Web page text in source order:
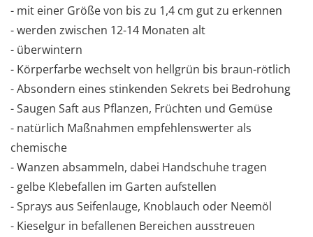
- mit einer Größe von bis zu 1,4 cm gut zu erkennen
- werden zwischen 12-14 Monaten alt
- überwintern
- Körperfarbe wechselt von hellgrün bis braun-rötlich
- Absondern eines stinkenden Sekrets bei Bedrohung
- Saugen Saft aus Pflanzen, Früchten und Gemüse
- natürlich Maßnahmen empfehlenswerter als
chemische
- Wanzen absammeln, dabei Handschuhe tragen
- gelbe Klebefallen im Garten aufstellen
- Sprays aus Seifenlauge, Knoblauch oder Neemöl
- Kieselgur in befallenen Bereichen ausstreuen